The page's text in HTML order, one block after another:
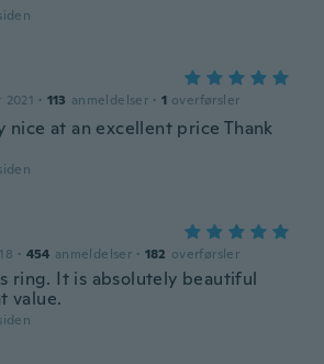
· 113 anmeldelser · 1 overførsler
nice at an excellent price Thank
· 454 anmeldelser · 182 overførsler
ring. It is absolutely beautiful
value.